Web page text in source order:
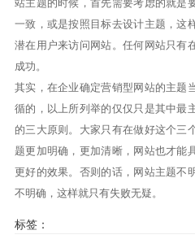
站主题的时候，首先需要考虑的就是
一致，或是按照目标去设计主题，这
潜在用户来访问网站。任何网站只有
成功。
其实，在企业确定营销型网站的主题
循的，以上所列举的仅仅只是其中最
的三大原则。大家只有在做好这个三
题更加明确，更加清晰，网站也才能
更好的效果。否则的话，网站主题不
不明确，这样就只有失败无疑。
标签：